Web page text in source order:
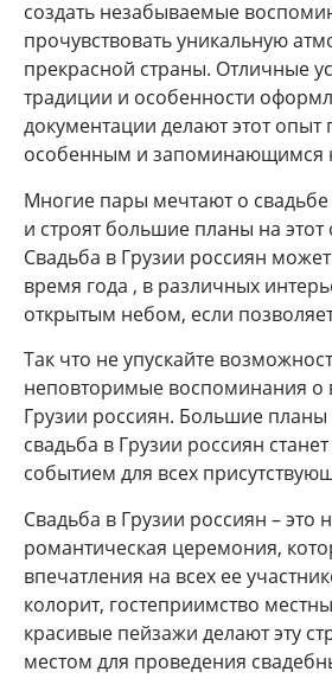
создать незабываемые
прочувствовать уникальную
прекрасной страны. Отличные
традиции и особенности
документации делают этот
особенным и запоминающимся
Многие пары мечтают о свадьбе
и строят большие планы на
Свадьба в Грузии россиян
время года , в различных
открытым небом, если
Так что не упускайте
неповторимые воспоминания о
Грузии россиян. Большие планы
свадьба в Грузии россиян
событием для всех
Свадьба в Грузии россиян – это
романтическая церемония,
впечатления на всех ее
колорит, гостеприимство
красивые пейзажи делают эту
местом для проведения